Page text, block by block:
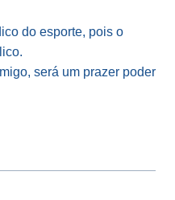
do esporte, pois o
será um prazer poder